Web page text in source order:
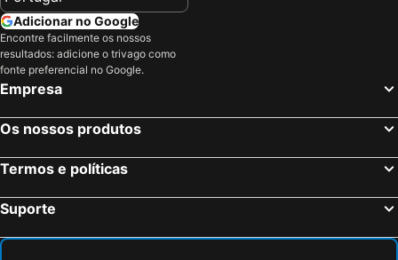
Adicionar no Google
Encontre facilmente os nossos
resultados: adicione o trivago como
fonte preferencial no Google.
Empresa
Os nossos produtos
Termos e políticas
Suporte